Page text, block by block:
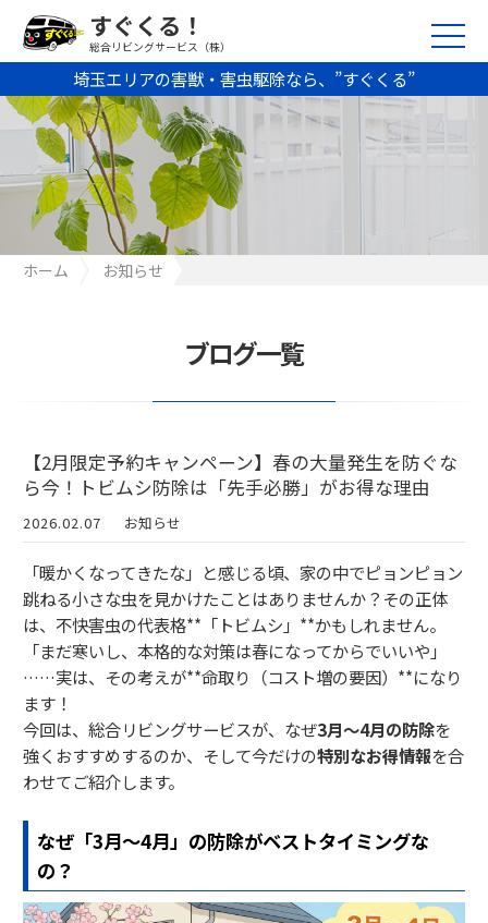
埼玉エリアの害獣・害虫駆除なら、”すぐくる”
すぐくる！
総合リビングサービス（株）
ホーム
お知らせ
ブログ一覧
【2月限定予約キャンペーン】春の大量発生を防ぐな
ら今！トビムシ防除は「先手必勝」がお得な理由
2026.02.07 お知らせ
「暖かくなってきたな」と感じる頃、家の中でピョンピョン
跳ねる小さな虫を見かけたことはありませんか？その正体
は、不快害虫の代表格**「トビムシ」**かもしれません。
「まだ寒いし、本格的な対策は春になってからでいいや」
……実は、その考えが**命取り（コスト増の要因）**になり
ます！
今回は、総合リビングサービスが、なぜ3月〜4月の防除を
強くおすすめするのか、そして今だけの特別なお得情報を合
わせてご紹介します。
なぜ「3月〜4月」の防除がベストタイミングな
の？